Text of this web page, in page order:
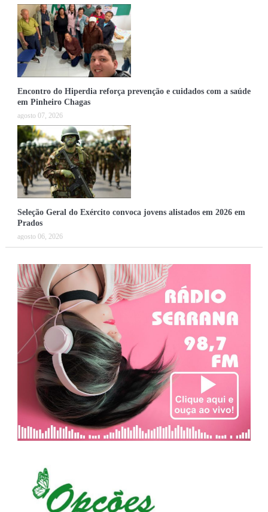
Encontro do Hiperdia reforça prevenção e cuidados com a saúde
em Pinheiro Chagas
agosto 07, 2026
Seleção Geral do Exército convoca jovens alistados em 2026 em
Prados
agosto 06, 2026